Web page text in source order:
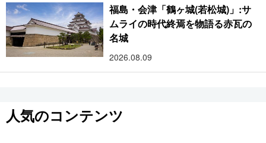
福島・会津「鶴ヶ城(若松城)」:サ
ムライの時代終焉を物語る赤瓦の
名城
2026.08.09
人気のコンテンツ